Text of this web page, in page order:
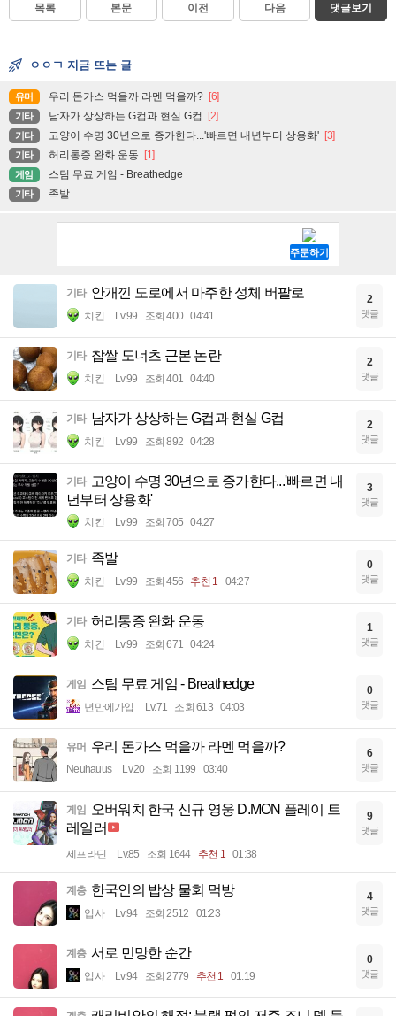
목록 본문 이전 다음 댓글보기
ㅇㅇㄱ 지금 뜨는 글
유머 우리 돈가스 먹을까 라멘 먹을까? [6]
기타 남자가 상상하는 G컵과 현실 G컵 [2]
기타 고양이 수명 30년으로 증가한다...'빠르면 내년부터 상용화' [3]
기타 허리통증 완화 운동 [1]
게임 스팀 무료 게임 - Breathedge
기타 족발
기타 안개낀 도로에서 마주한 성체 버팔로
치킨 Lv.99 조회 400 04:41
2
댓글
기타 찹쌀 도너츠 근본 논란
치킨 Lv.99 조회 401 04:40
2
댓글
기타 남자가 상상하는 G컵과 현실 G컵
치킨 Lv.99 조회 892 04:28
2
댓글
기타 고양이 수명 30년으로 증가한다...'빠르면 내
년부터 상용화'
치킨 Lv.99 조회 705 04:27
3
댓글
기타 족발
치킨 Lv.99 조회 456 추천 1 04:27
0
댓글
기타 허리통증 완화 운동
치킨 Lv.99 조회 671 04:24
1
댓글
게임 스팀 무료 게임 - Breathedge
년만에가입 Lv.71 조회 613 04:03
0
댓글
유머 우리 돈가스 먹을까 라멘 먹을까?
Neuhauus Lv.20 조회 1199 03:40
6
댓글
게임 오버워치 한국 신규 영웅 D.MON 플레이 트
레일러
세프라딘 Lv.85 조회 1644 추천 1 01:38
9
댓글
계층 한국인의 밥상 물회 먹방
입사 Lv.94 조회 2512 01:23
4
댓글
계층 서로 민망한 순간
입사 Lv.94 조회 2779 추천 1 01:19
0
댓글